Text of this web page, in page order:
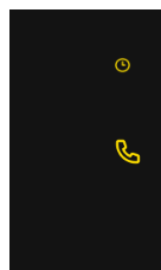
содержимому